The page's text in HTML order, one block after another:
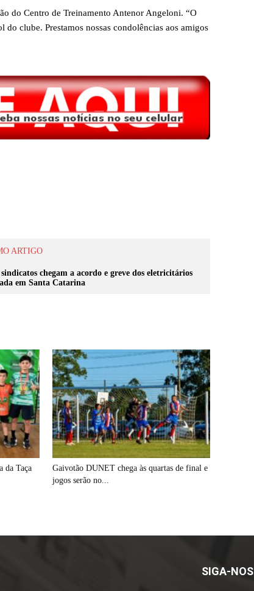
do Centro de Treinamento Antenor Angeloni. “O
clube. Prestamos nossas condolências aos amigos
ARTIGO
sindicatos chegam a acordo e greve dos eletricitários
em Santa Catarina
da Taça
Gaivotão DUNET chega às quartas de final e
jogos serão no...
SIGA-NOS